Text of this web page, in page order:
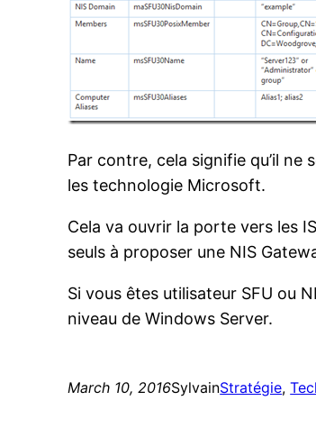
Par contre, cela signifie qu’il ne
les technologie Microsoft.
Cela va ouvrir la porte vers les
seuls à proposer une NIS
Si vous êtes utilisateur SFU ou
niveau de Windows Server.
March 10, 2016SylvainStratégie,